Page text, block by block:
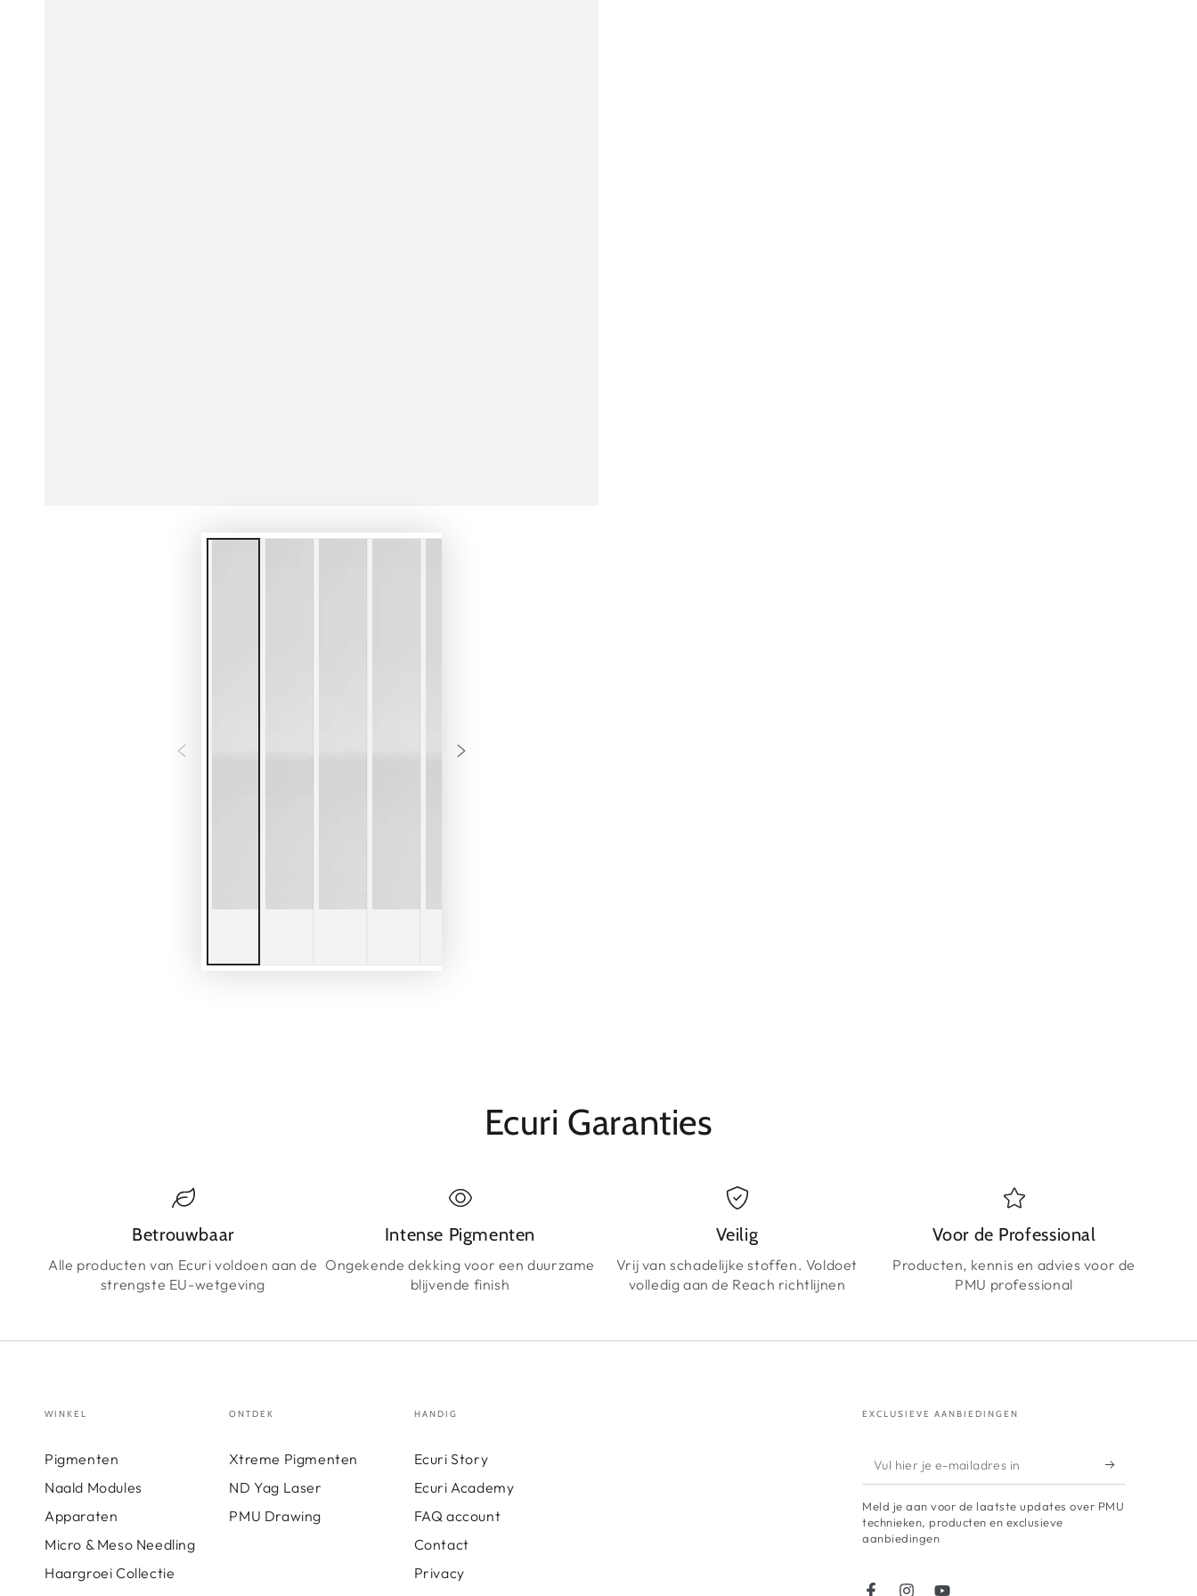
Ecuri Garanties
Betrouwbaar
Alle producten van Ecuri voldoen aan de
strengste EU-wetgeving
Intense Pigmenten
Ongekende dekking voor een duurzame
blijvende finish
Veilig
Vrij van schadelijke stoffen. Voldoet
volledig aan de Reach richtlijnen
Voor de Professional
Producten, kennis en advies voor de
PMU professional
WINKEL
Pigmenten
Naald Modules
Apparaten
Micro & Meso Needling
Haargroei Collectie
ONTDEK
Xtreme Pigmenten
ND Yag Laser
PMU Drawing
HANDIG
Ecuri Story
Ecuri Academy
FAQ account
Contact
Privacy
EXCLUSIEVE AANBIEDINGEN
Vul
hier
je
e-
Meld je aan voor de laatste updates over PMU
technieken, producten en exclusieve
aanbiedingen